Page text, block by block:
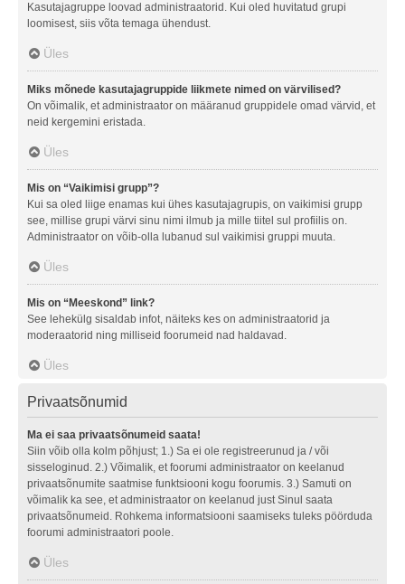
Kasutajagruppe loovad administraatorid. Kui oled huvitatud grupi
loomisest, siis võta temaga ühendust.
Üles
Miks mõnede kasutajagruppide liikmete nimed on värvilised?
On võimalik, et administraator on määranud gruppidele omad värvid, et
neid kergemini eristada.
Üles
Mis on “Vaikimisi grupp”?
Kui sa oled liige enamas kui ühes kasutajagrupis, on vaikimisi grupp
see, millise grupi värvi sinu nimi ilmub ja mille tiitel sul profiilis on.
Administraator on võib-olla lubanud sul vaikimisi gruppi muuta.
Üles
Mis on “Meeskond” link?
See lehekülg sisaldab infot, näiteks kes on administraatorid ja
moderaatorid ning milliseid foorumeid nad haldavad.
Üles
Privaatsõnumid
Ma ei saa privaatsõnumeid saata!
Siin võib olla kolm põhjust; 1.) Sa ei ole registreerunud ja / või
sisseloginud. 2.) Võimalik, et foorumi administraator on keelanud
privaatsõnumite saatmise funktsiooni kogu foorumis. 3.) Samuti on
võimalik ka see, et administraator on keelanud just Sinul saata
privaatsõnumeid. Rohkema informatsiooni saamiseks tuleks pöörduda
foorumi administraatori poole.
Üles